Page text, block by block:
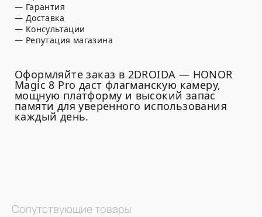
— Гарантия
— Доставка
— Консультации
— Репутация магазина
Оформляйте заказ в 2DROIDA — HONOR
Magic 8 Pro даст флагманскую камеру,
мощную платформу и высокий запас
памяти для уверенного использования
каждый день.
Сопутствующие товары